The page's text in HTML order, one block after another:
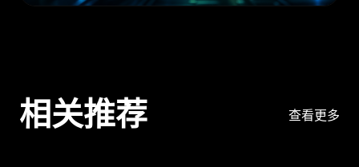
相关推荐 查看更多